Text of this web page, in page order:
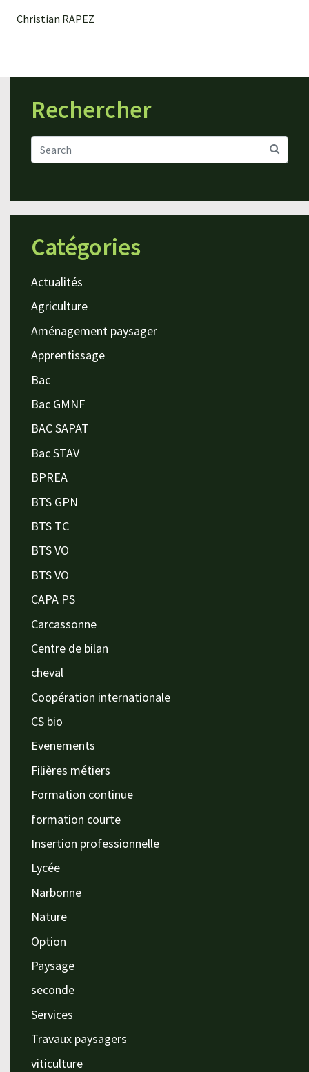
Christian RAPEZ
Rechercher
Catégories
Actualités
Agriculture
Aménagement paysager
Apprentissage
Bac
Bac GMNF
BAC SAPAT
Bac STAV
BPREA
BTS GPN
BTS TC
BTS VO
BTS VO
CAPA PS
Carcassonne
Centre de bilan
cheval
Coopération internationale
CS bio
Evenements
Filières métiers
Formation continue
formation courte
Insertion professionnelle
Lycée
Narbonne
Nature
Option
Paysage
seconde
Services
Travaux paysagers
viticulture